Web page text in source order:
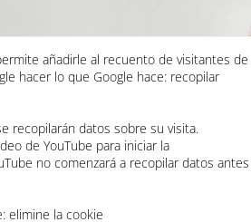
añadirle al recuento de visitantes de
hacer lo que Google hace: recopilar
recopilarán datos sobre su visita.
de YouTube para iniciar la
no comenzará a recopilar datos antes
elimine la cookie